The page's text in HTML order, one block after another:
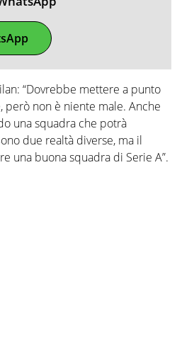
“Dovrebbe mettere a punto
non è niente male. Anche
una squadra che potrà
due realtà diverse, ma il
una buona squadra di Serie A”.